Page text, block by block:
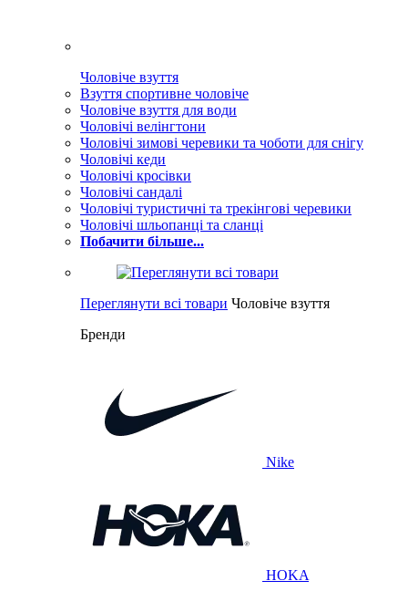
Чоловіче взуття
Взуття спортивне чоловіче
Чоловіче взуття для води
Чоловічі велінгтони
Чоловічі зимові черевики та чоботи для снігу
Чоловічі кеди
Чоловічі кросівки
Чоловічі сандалі
Чоловічі туристичні та трекінгові черевики
Чоловічі шльопанці та сланці
Побачити більше...
Переглянути всі товари Чоловіче взуття
Бренди
Nike
HOKA